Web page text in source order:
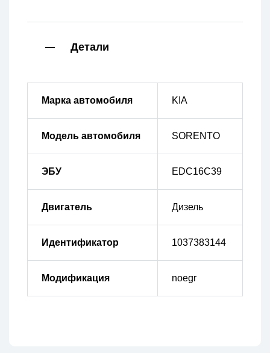
Детали
Марка автомобиля KIA
Модель автомобиля SORENTO
ЭБУ EDC16C39
Двигатель Дизель
Идентификатор 1037383144
Модификация noegr